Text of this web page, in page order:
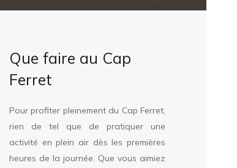
Que faire au Cap
Ferret
Pour profiter pleinement du Cap Ferret,
rien de tel que de pratiquer une
activité en plein air dès les premières
heures de la journée. Que vous aimiez